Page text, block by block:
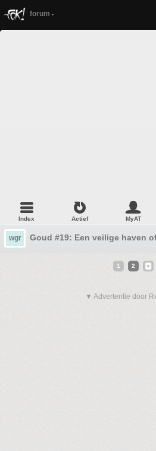
forum
Index Actief MyAT
wgr Goud #19: Een veilige haven
1 2
▼ Advertentie door